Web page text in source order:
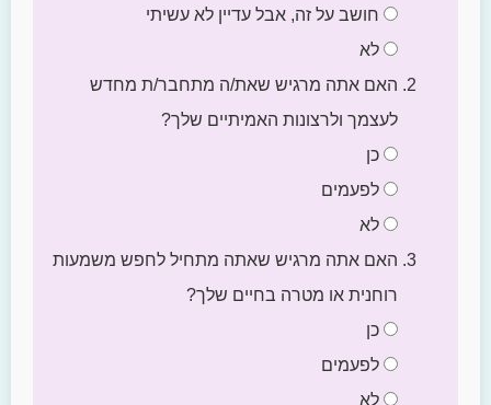
חושב על זה, אבל עדיין לא עשיתי
האם אתה מרגיש שאת/ה מתחבר/ת מחדש
לעצמך ולרצונות האמיתיים שלך?
לפעמים
האם אתה מרגיש שאתה מתחיל לחפש משמעות
רוחנית או מטרה בחיים שלך?
לפעמים